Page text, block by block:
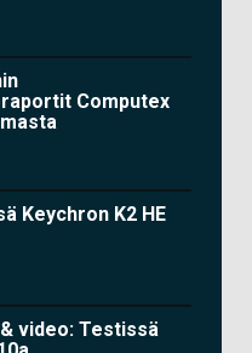
Computex
Keychron K2 HE
video: Testissä